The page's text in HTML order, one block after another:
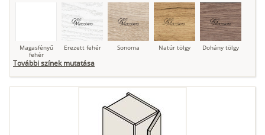
Magasfényű
fehér
Erezett fehér Sonoma Natúr tölgy Dohány tölgy
Loft beton
További színek mutatása